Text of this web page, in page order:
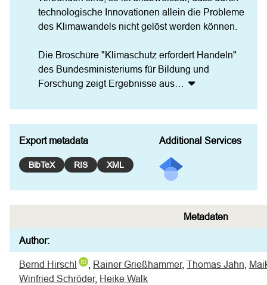
technologische Innovationen allein die Probleme
des Klimawandels nicht gelöst werden können.
Die Broschüre "Klimaschutz erfordert Handeln"
des Bundesministeriums für Bildung und
Forschung zeigt Ergebnisse aus
Export metadata
BibTeX RIS XML
Additional Services
Metadaten
Author:
Bernd Hirschl Rainer Grießhammer, Thomas Jahn
Winfried Schröder, Heike Walk